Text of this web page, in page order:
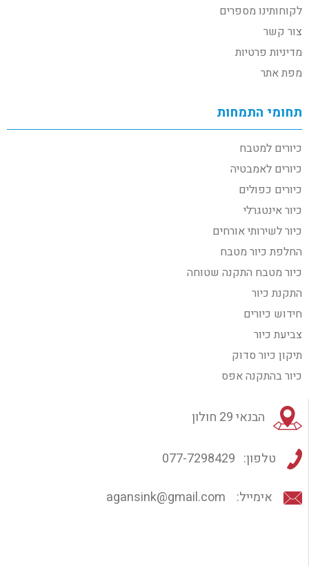
לקוחותינו מספרים
צור קשר
מדיניות פרטיות
מפת אתר
תחומי התמחות
כיורים למטבח
כיורים לאמבטיה
כיורים כפולים
כיור אינטגרלי
כיור לשירותי אורחים
החלפת כיור מטבח
כיור מטבח התקנה שטוחה
התקנת כיור
חידוש כיורים
צביעת כיור
תיקון כיור סדוק
כיור בהתקנה אפס
הבנאי 29 חולון
טלפון: 077-7298429
אימייל: agansink@gmail.com